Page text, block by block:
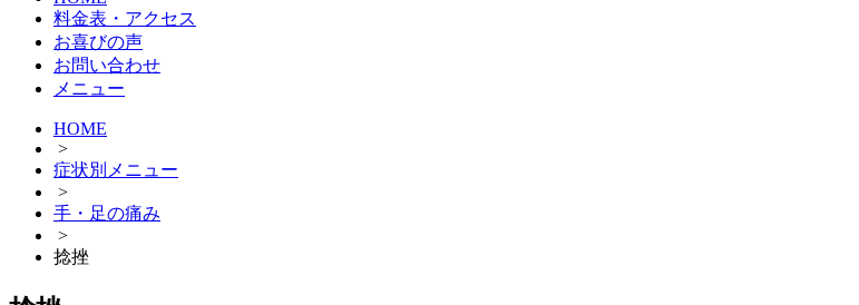
料金表・アクセス
お喜びの声
お問い合わせ
メニュー
HOME
>
症状別メニュー
>
手・足の痛み
>
捻挫